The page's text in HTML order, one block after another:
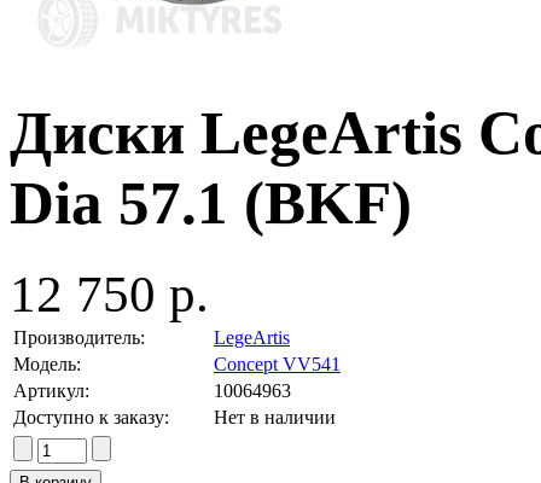
Диски LegeArtis
Dia 57.1 (BKF)
12 750 р.
Производитель:
LegeArtis
Модель:
Concept VV541
Артикул:
10064963
Доступно к заказу:
Нет в наличии